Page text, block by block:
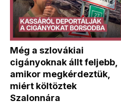
Még a szlovákiai
cigányoknak állt feljebb,
amikor megkérdeztük,
miért költöztek
Szalonnára